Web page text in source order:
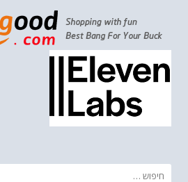
חפש: